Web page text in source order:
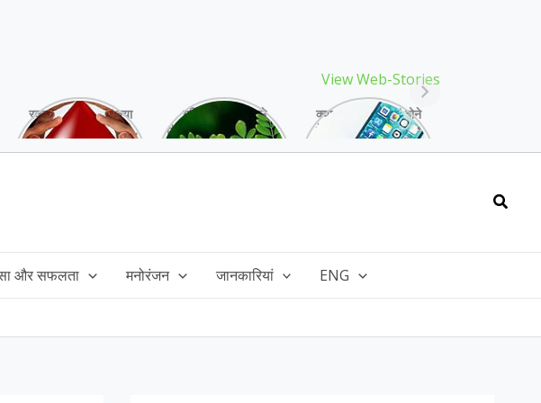
View Web-Stories
रक्तदान है ‘महादान’ क्या
आपने करवाया, स्वस्थ
गर्मियों में मिलने वाले
drumstick गुणों की खान
क्या storage full होने
के बाद मोबाइल हो रहा है
और सफलता मनोरंजन जानकारियां ENG